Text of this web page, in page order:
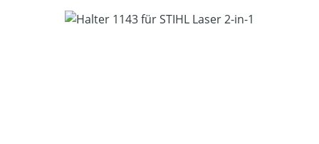
Bildergalerie überspringen